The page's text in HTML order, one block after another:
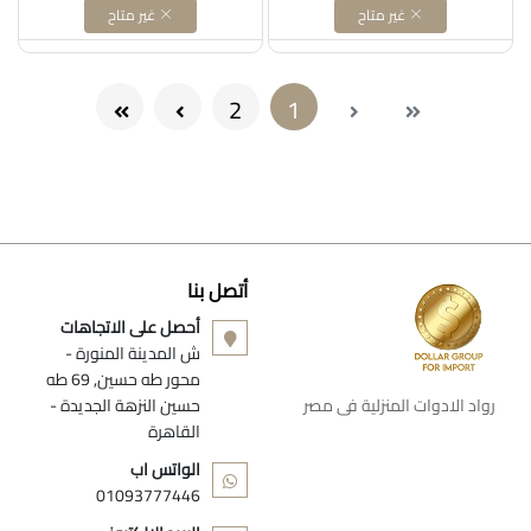
غير متاح غير متاح
1
2
رواد الادوات المنزلية فى مصر
أتصل بنا
أحصل على الاتجاهات
ش المدينة المنورة -
محور طه حسين, 69 طه
حسين النزهة الجديدة -
القاهرة
الواتس اب
01093777446